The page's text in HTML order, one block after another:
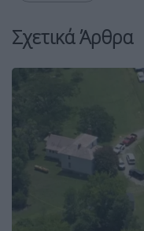
Σχετικά Άρθρα